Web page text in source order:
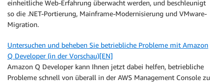
einheitliche Web-Erfahrung überwacht werden, und beschleunigt
so die .NET-Portierung, Mainframe-Modernisierung und VMware-
Migration.
Untersuchen und beheben Sie betriebliche Probleme mit Amazon
Q Developer (in der Vorschau)[EN]
Amazon Q Developer kann Ihnen jetzt dabei helfen, betriebliche
Probleme schnell von überall in der AWS Management Console zu